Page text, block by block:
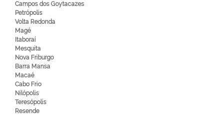
Campos dos Goytacazes
Petrópolis
Volta Redonda
Magé
Itaboraí
Mesquita
Nova Friburgo
Barra Mansa
Macaé
Cabo Frio
Nilópolis
Teresópolis
Resende